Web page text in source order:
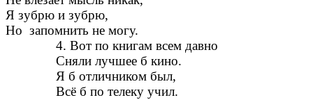
Я зубрю и зубрю,
Но запомнить не могу.
4. Вот по книгам всем давно
Сняли лучшее б кино.
Я б отличником был,
Всё б по телеку учил.